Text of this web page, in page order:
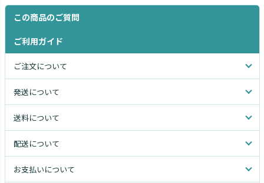
この商品のご質問
ご利用ガイド
ご注文について
発送について
送料について
配送について
お支払いについて